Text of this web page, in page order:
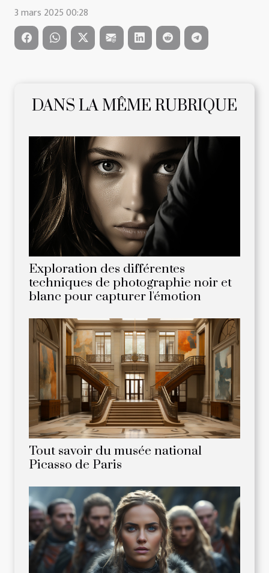
3 mars 2025 00:28
DANS LA MÊME RUBRIQUE
Exploration des différentes
techniques de photographie noir et
blanc pour capturer l'émotion
Tout savoir du musée national
Picasso de Paris